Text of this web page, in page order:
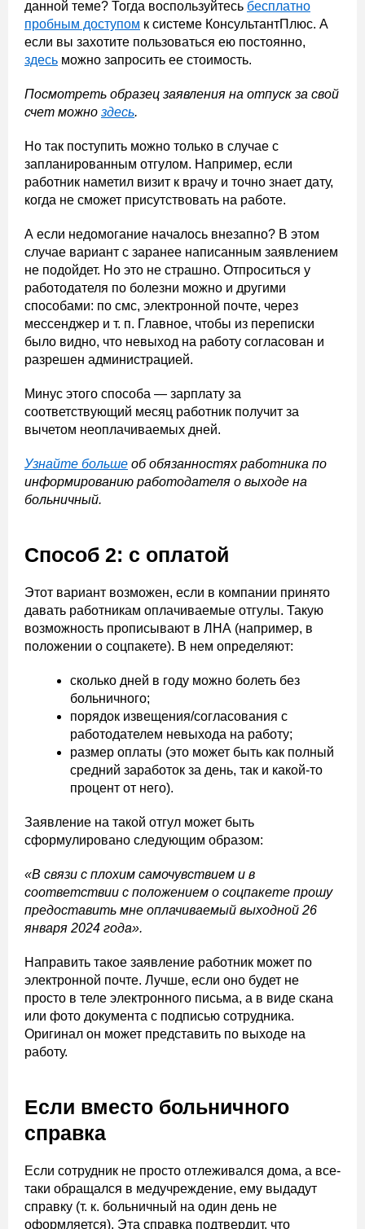
данной теме? Тогда воспользуйтесь бесплатно
пробным доступом к системе КонсультантПлюс. А
если вы захотите пользоваться ею постоянно,
здесь можно запросить ее стоимость.
Посмотреть образец заявления на отпуск за свой
счет можно здесь.
Но так поступить можно только в случае с
запланированным отгулом. Например, если
работник наметил визит к врачу и точно знает дату,
когда не сможет присутствовать на работе.
А если недомогание началось внезапно? В этом
случае вариант с заранее написанным заявлением
не подойдет. Но это не страшно. Отпроситься у
работодателя по болезни можно и другими
способами: по смс, электронной почте, через
мессенджер и т. п. Главное, чтобы из переписки
было видно, что невыход на работу согласован и
разрешен администрацией.
Минус этого способа — зарплату за
соответствующий месяц работник получит за
вычетом неоплачиваемых дней.
Узнайте больше об обязанностях работника по
информированию работодателя о выходе на
больничный.
Способ 2: с оплатой
Этот вариант возможен, если в компании принято
давать работникам оплачиваемые отгулы. Такую
возможность прописывают в ЛНА (например, в
положении о соцпакете). В нем определяют:
сколько дней в году можно болеть без
больничного;
порядок извещения/согласования с
работодателем невыхода на работу;
размер оплаты (это может быть как полный
средний заработок за день, так и какой-то
процент от него).
Заявление на такой отгул может быть
сформулировано следующим образом:
«В связи с плохим самочувствием и в
соответствии с положением о соцпакете прошу
предоставить мне оплачиваемый выходной 26
января 2024 года».
Направить такое заявление работник может по
электронной почте. Лучше, если оно будет не
просто в теле электронного письма, а в виде скана
или фото документа с подписью сотрудника.
Оригинал он может представить по выходе на
работу.
Если вместо больничного
справка
Если сотрудник не просто отлеживался дома, а все-
таки обращался в медучреждение, ему выдадут
справку (т. к. больничный на один день не
оформляется). Эта справка подтвердит, что